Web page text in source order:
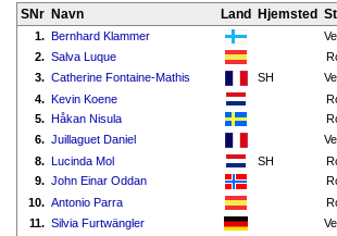
SNr Navn Land Hjemsted
1. Bernhard Klammer
2. Salva Luque
3. Catherine Fontaine-Mathis SH
4. Kevin Koene
5. Håkan Nisula
6. Juillaguet Daniel
8. Lucinda Mol SH
9. John Einar Oddan
10. Antonio Parra
11. Silvia Furtwängler